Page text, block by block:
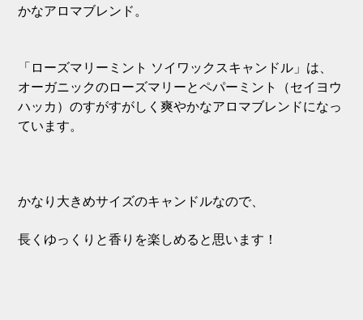
かなアロマブレンド。
「ローズマリーミント ソイワックスキャンドル」は、
オーガニックのローズマリーとペパーミント（セイヨウ
ハッカ）のすがすがしく爽やかなアロマブレンドになっ
ています。
かなり大きめサイズのキャンドルなので、
長くゆっくりと香りを楽しめると思います！